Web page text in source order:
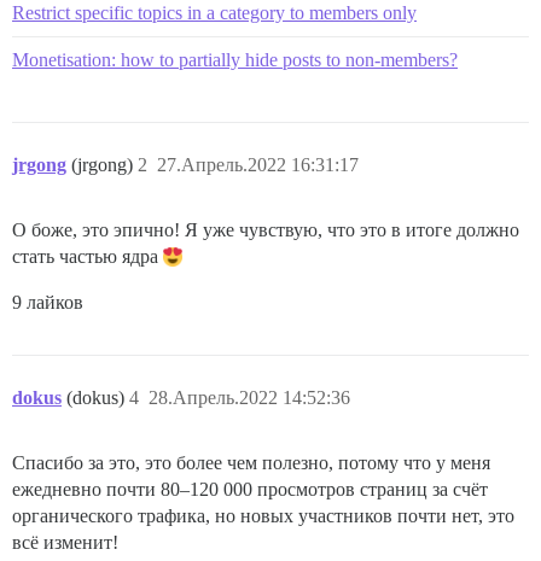
Restrict specific topics in a category to members only
Monetisation: how to partially hide posts to non-members?
jrgong (jrgong) 27.Апрель.2022 16:31:17
2
О боже, это эпично! Я уже чувствую, что это в итоге должно
стать частью ядра
9 лайков
dokus (dokus) 28.Апрель.2022 14:52:36
4
Спасибо за это, это более чем полезно, потому что у меня
ежедневно почти 80–120 000 просмотров страниц за счёт
органического трафика, но новых участников почти нет, это
всё изменит!